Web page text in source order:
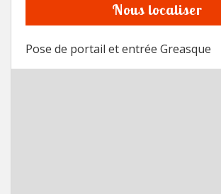
Nous localiser
Pose de portail et entrée Greasque